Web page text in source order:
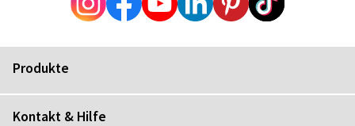
Produkte
Kontakt & Hilfe